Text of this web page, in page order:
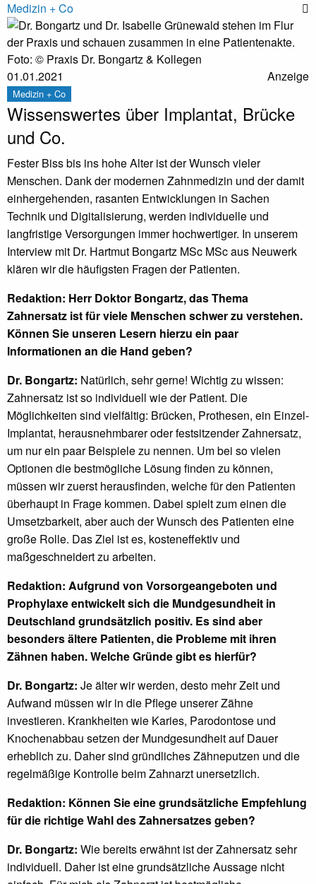
Medizin + Co
Foto: © Praxis Dr. Bongartz & Kollegen
01.01.2021
Anzeige
Medizin + Co
Wissenswertes über Implantat, Brücke
und Co.
Fester Biss bis ins hohe Alter ist der Wunsch vieler
Menschen. Dank der modernen Zahnmedizin und der damit
einhergehenden, rasanten Entwicklungen in Sachen
Technik und Digitalisierung, werden individuelle und
langfristige Versorgungen immer hochwertiger. In unserem
Interview mit Dr. Hartmut Bongartz MSc MSc aus Neuwerk
klären wir die häufigsten Fragen der Patienten.
Redaktion: Herr Doktor Bongartz, das Thema
Zahnersatz ist für viele Menschen schwer zu verstehen.
Können Sie unseren Lesern hierzu ein paar
Informationen an die Hand geben?
Dr. Bongartz: Natürlich, sehr gerne! Wichtig zu wissen:
Zahnersatz ist so individuell wie der Patient. Die
Möglichkeiten sind vielfältig: Brücken, Prothesen, ein Einzel-
Implantat, herausnehmbarer oder festsitzender Zahnersatz,
um nur ein paar Beispiele zu nennen. Um bei so vielen
Optionen die bestmögliche Lösung finden zu können,
müssen wir zuerst herausfinden, welche für den Patienten
überhaupt in Frage kommen. Dabei spielt zum einen die
Umsetzbarkeit, aber auch der Wunsch des Patienten eine
große Rolle. Das Ziel ist es, kosteneffektiv und
maßgeschneidert zu arbeiten.
Redaktion: Aufgrund von Vorsorgeangeboten und
Prophylaxe entwickelt sich die Mundgesundheit in
Deutschland grundsätzlich positiv. Es sind aber
besonders ältere Patienten, die Probleme mit ihren
Zähnen haben. Welche Gründe gibt es hierfür?
Dr. Bongartz: Je älter wir werden, desto mehr Zeit und
Aufwand müssen wir in die Pflege unserer Zähne
investieren. Krankheiten wie Karies, Parodontose und
Knochenabbau setzen der Mundgesundheit auf Dauer
erheblich zu. Daher sind gründliches Zähneputzen und die
regelmäßige Kontrolle beim Zahnarzt unersetzlich.
Redaktion: Können Sie eine grundsätzliche Empfehlung
für die richtige Wahl des Zahnersatzes geben?
Dr. Bongartz: Wie bereits erwähnt ist der Zahnersatz sehr
individuell. Daher ist eine grundsätzliche Aussage nicht